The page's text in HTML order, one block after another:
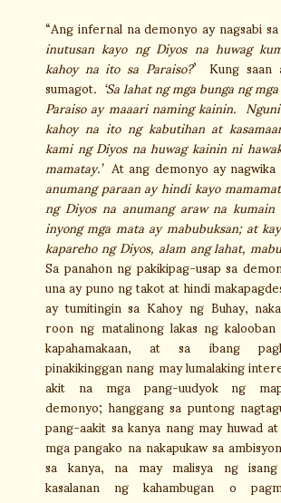
“Ang infernal na demonyo ay nagsabi
inutusan kayo ng Diyos na huwag
kahoy na ito sa Paraiso?’ Kung saan
sumagot. ‘Sa lahat ng mga bunga ng
Paraiso ay maaari naming kainin.
kahoy na ito ng kabutihan at
kami ng Diyos na huwag kainin ni
mamatay.’At ang demonyo ay
anumang paraan ay hindi kayo
ng Diyos na anumang araw na
inyong mga mata ay mabubuksan; at
kapareho ng Diyos, alam ang lahat,
Sa panahon ng pakikipag-usap sa
una ay puno ng takot at hindi
ay tumitingin sa Kahoy ng Buhay,
roon ng matalinong lakas ng
kapahamakaan, at sa ibang
pinakikinggan nang may lumalaking
akit na mga pang-uudyok ng
demonyo; hanggang sa puntong
pang-aakit sa kanya nang may huwad
mga pangako na nakapukaw sa
sa kanya, na may malisya ng isang
kasalanan ng kahambugan o